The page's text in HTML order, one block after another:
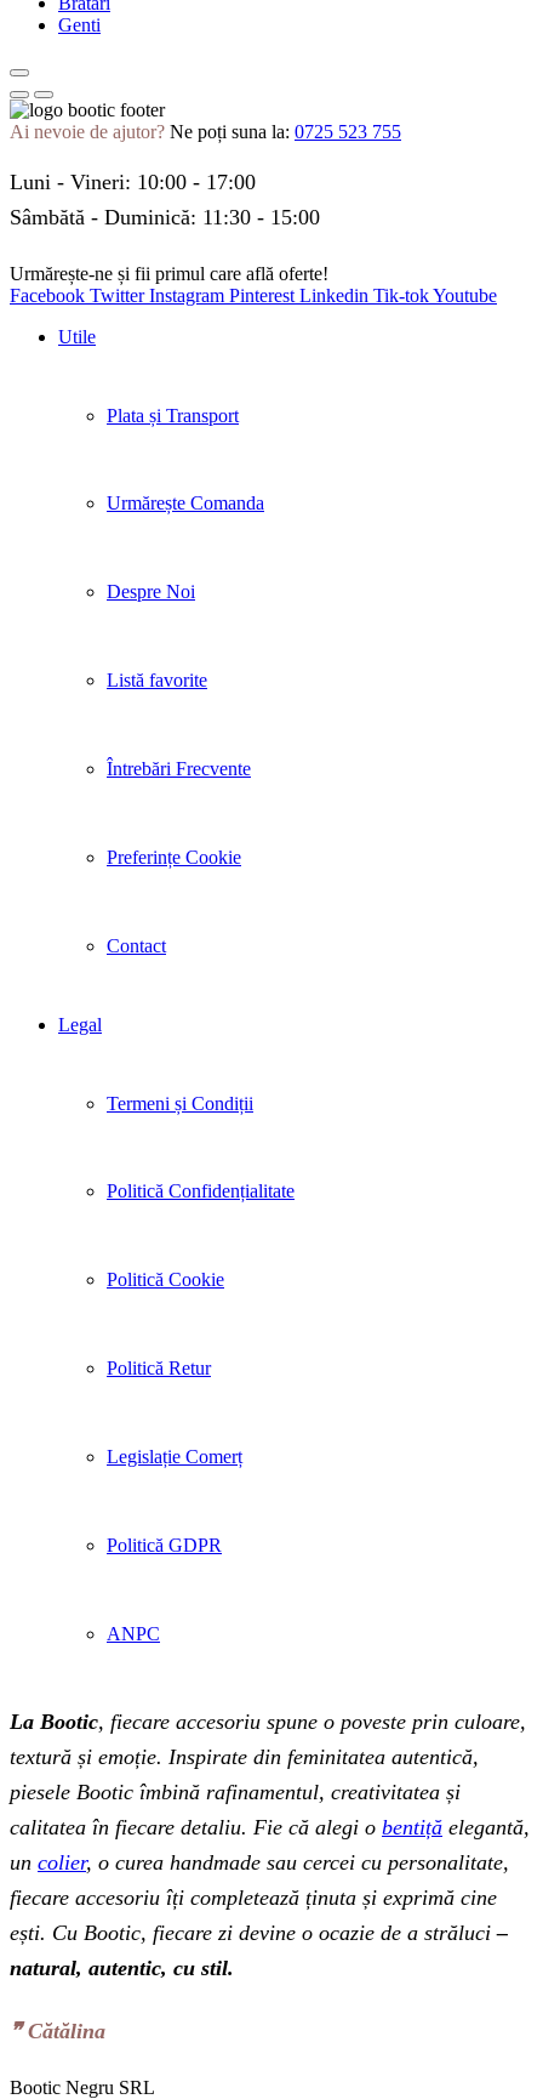
Genti
Ai nevoie de ajutor? Ne poți suna la: 0725 523 755
Luni - Vineri: 10:00 - 17:00
Sâmbătă - Duminică: 11:30 - 15:00
Urmărește-ne și fii primul care află oferte!
Facebook Twitter Instagram Pinterest Linkedin Tik-tokYoutube
Utile
Plata și Transport
Urmărește Comanda
Despre Noi
Listă favorite
Întrebări Frecvente
Preferințe Cookie
Contact
Legal
Termeni și Condiții
Politică Confidențialitate
Politică Cookie
Politică Retur
Legislație Comerț
Politică GDPR
ANPC
La Bootic, fiecare accesoriu spune o poveste prin culoare,
textură și emoție. Inspirate din feminitatea autentică,
piesele Bootic îmbină rafinamentul, creativitatea și
calitatea în fiecare detaliu. Fie că alegi o bentiță elegantă,
un colier, o curea handmade sau cercei cu personalitate,
fiecare accesoriu îți completează ținuta și exprimă cine
ești. Cu Bootic, fiecare zi devine o ocazie de a străluci –
natural, autentic, cu stil.
❞‬ Cătălina
Bootic Negru SRL